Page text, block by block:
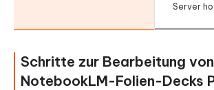
Server
Schritte zur Bearbeitung von
NotebookLM-Folien-Decks